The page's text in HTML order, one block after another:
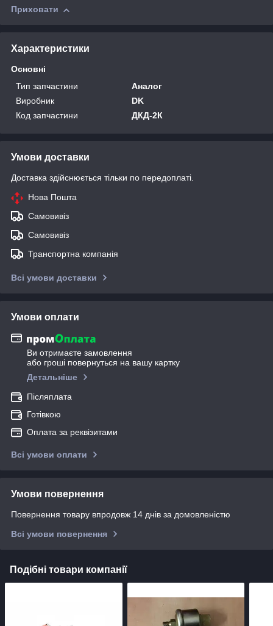
Приховати
Характеристики
Основні
Тип запчастини
Аналог
Виробник
DK
Код запчастини
ДКД-2К
Умови доставки
Доставка здійснюється тільки по передоплаті.
Нова Пошта
Самовивіз
Самовивіз
Транспортна компанія
Всі умови доставки
Умови оплати
Ви отримаєте замовлення
або гроші повернуться на вашу картку
Детальніше
Післяплата
Готівкою
Оплата за реквізитами
Всі умови оплати
Умови повернення
Повернення товару впродовж 14 днів за домовленістю
Всі умови повернення
Подібні товари компанії